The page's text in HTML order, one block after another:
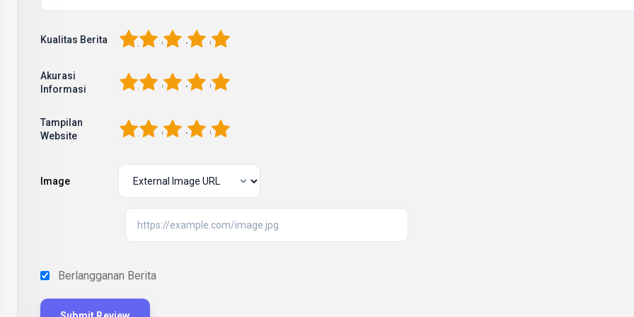
Kualitas Berita 5
4
3
2
Akurasi
Informasi
5
4
3
2
Tampilan
Website
5
4
3
2
Image
Berlangganan Berita